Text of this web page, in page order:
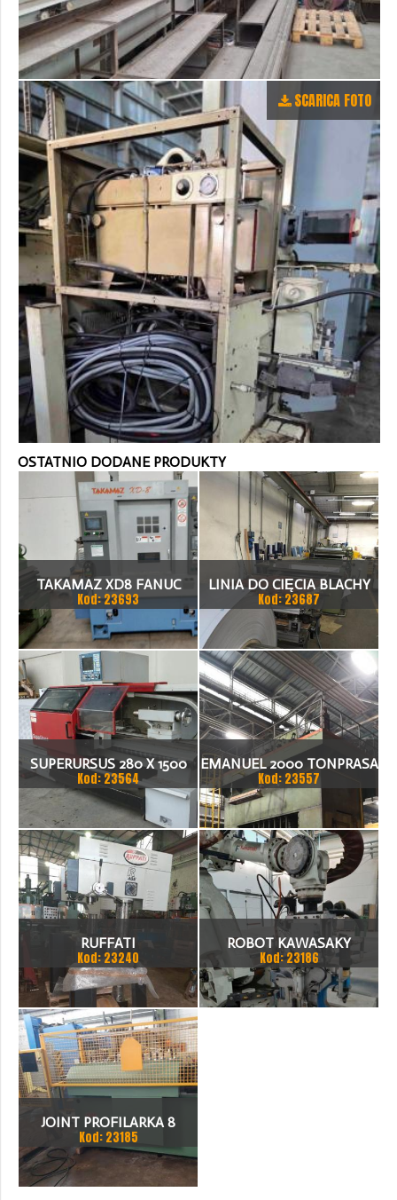
SCARICA FOTO
OSTATNIO DODANE PRODUKTY
TAKAMAZ XD8 FANUC
21ITA TOKARKA CNC
Kod: 23693
LINIA DO CIĘCIA BLACHY
1.500 X 1,5 (2,5) MM
Kod: 23687
SUPERURSUS 280 X 1500
TOKARKA
Kod: 23564
EMANUEL 2000 TONPRASA
HYDRAULICZNA 3200 X
2000
Kod: 23557
RUFFATI
Kod: 23240
ROBOT KAWASAKY
Kod: 23186
JOINT PROFILARKA 8
STACJI
Kod: 23185